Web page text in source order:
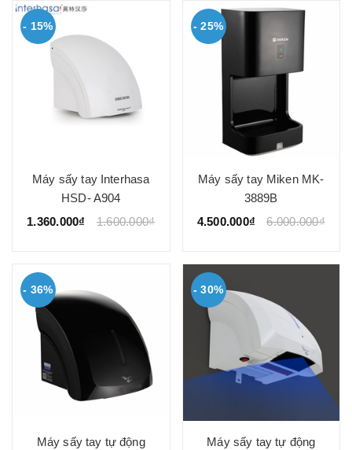
- 15%
Máy sấy tay Interhasa
HSD- A904
1.360.000₫
1.600.000₫
- 25%
Máy sấy tay Miken MK-
3889B
4.500.000₫
6.000.000₫
- 36%
Máy sấy tay tự động
- 30%
Máy sấy tay tự động